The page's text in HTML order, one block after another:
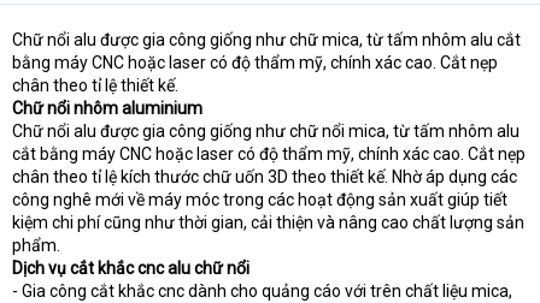
Chữ nổi alu được gia công giống như chữ mica, từ tấm nhôm alu cắt
bằng máy CNC hoặc laser có độ thẩm mỹ, chính xác cao. Cắt nẹp
chân theo tỉ lệ thiết kế.
Chữ nổi nhôm aluminium
Chữ nổi alu được gia công giống như chữ nổi mica, từ tấm nhôm alu
cắt bằng máy CNC hoặc laser có độ thẩm mỹ, chính xác cao. Cắt nẹp
chân theo tỉ lệ kích thước chữ uốn 3D theo thiết kế. Nhờ áp dụng các
công nghê mới về máy móc trong các hoạt động sản xuất giúp tiết
kiệm chi phí cũng như thời gian, cải thiện và nâng cao chất lượng sản
phẩm.
Dịch vụ cắt khắc cnc alu chữ nổi
- Gia công cắt khắc cnc dành cho quảng cáo với trên chất liệu mica,